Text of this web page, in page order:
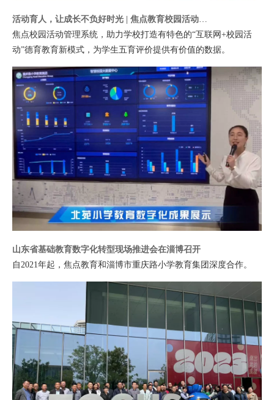
焦点校园活动管理系统，助力学校打造有特色的“互联网+校园活
动”德育教育新模式，为学生五育评价提供有价值的数据。
山东省基础教育数字化转型现场推进会在淄博召开
自2021年起，焦点教育和淄博市重庆路小学教育集团深度合作。